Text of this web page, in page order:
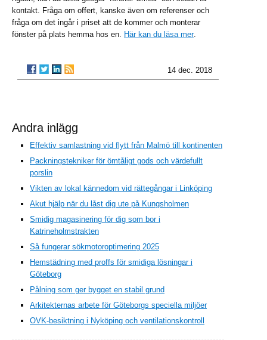
kontakt. Fråga om offert, kanske även om referenser och
fråga om det ingår i priset att de kommer och monterar
fönster på plats hemma hos en. Här kan du läsa mer.
14 dec. 2018
Andra inlägg
Effektiv samlastning vid flytt från Malmö till kontinenten
Packningstekniker för ömtåligt gods och värdefullt
porslin
Vikten av lokal kännedom vid rättegångar i Linköping
Akut hjälp när du låst dig ute på Kungsholmen
Smidig magasinering för dig som bor i
Katrineholmstrakten
Så fungerar sökmotoroptimering 2025
Hemstädning med proffs för smidiga lösningar i
Göteborg
Pålning som ger bygget en stabil grund
Arkitekternas arbete för Göteborgs speciella miljöer
OVK-besiktning i Nyköping och ventilationskontroll